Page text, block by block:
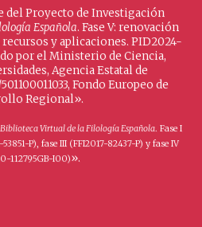
del Proyecto de Investigación
Española. Fase V: renovación
y aplicaciones. PID2024-
por el Ministerio de Ciencia,
Agencia Estatal de
Fondo Europeo de
Regional».
Biblioteca Virtual de la Filología Española. Fase I
P), fase III (FFI2017-82437-P) y fase IV
112795GB-I00)».